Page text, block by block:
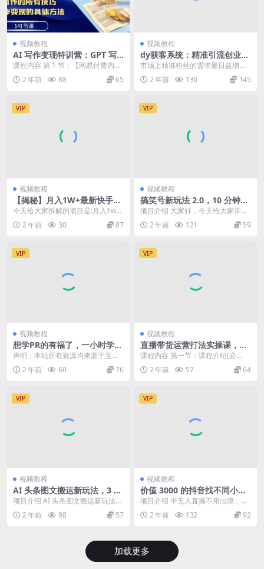
视频教程
AI 写作变现特训营：GPT 写
作的绝密技巧与赚钱秘籍（共
141 节课）
课程内容 第 1 节：【网易付费内容
专区】网易付费项目详解； 第 2
节：【网易...
2 年前 88 65
视频教程
dy获客系统：精准引流创业粉
和减肥粉的利器！
市场上精准粉丝的需求量日益增
加，而如何快速引流精准粉丝已成
为许多行业关注的焦点。...
2 年前 130 145
VIP
视频教程
【揭秘】月入1W+最新快手无
人直播挂短剧玩法
今天给大家拆解的项目是:月入1w
➕最新快手无人直播挂短剧玩法，
不需要发视频，不需...
2 年前 30 87
VIP
视频教程
搞笑号新玩法 2.0，10 分钟一
条作品，3 种变现方式，1 部
手机即可操作，涨粉变现两不
误
项目介绍 大家好，今天给大家带来
的项目是《搞笑号新玩法2.0，10分
钟一条作品，...
2 年前 121 59
VIP
视频教程
想学PR的有福了，一小时学会
PR剪视频
声明：本站所有资源均来源于互联
网收集，仅供学习参考使用，如若
本站内容侵犯了原著者...
2 年前 60 76
VIP
视频教程
直播带货运营打法实操课，人
货场运营打法，打爆高客单单
品
课程内容 第一节：课程介绍(必
看)； 第二节：流量的底层逻辑；
第三节：直播间是...
2 年前 57 64
VIP
视频教程
AI 头条图文搬运新玩法，3 分
钟一条原创文章，100% 过原
创轻松日入 200+
项目介绍 AI 头条图文搬运新玩法，
3 分钟一条原创文章，100% 过原创
轻松日...
2 年前 98 57
VIP
视频教程
价值 3000 的抖音找不同小游
戏玩法，抖音爆火直播玩法，
日入 1000+
项目介绍 半无人直播不用出境，就
能赚钱的项目，抖音小游戏直播变
现，留人属性非常的...
2 年前 132 92
加载更多